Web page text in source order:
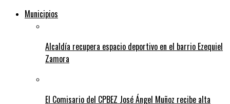
Municipios
Alcaldía recupera espacio deportivo en el barrio Ezequiel
Zamora
El Comisario del CPBEZ José Ángel Muñoz recibe alta